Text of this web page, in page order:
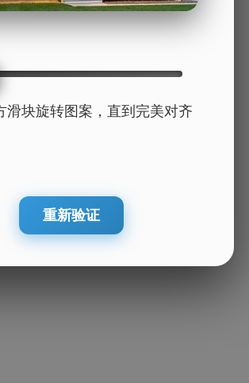
滑块旋转图案，直到完美对齐
重新验证